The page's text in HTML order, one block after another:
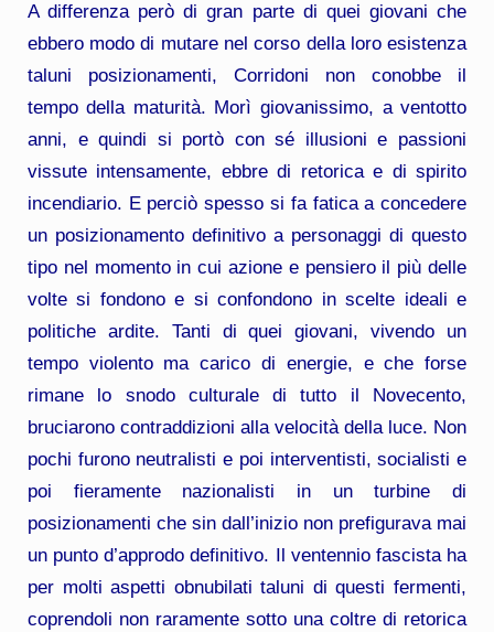
A differenza però di gran parte di quei giovani che
ebbero modo di mutare nel corso della loro esistenza
taluni posizionamenti, Corridoni non conobbe il
tempo della maturità. Morì giovanissimo, a ventotto
anni, e quindi si portò con sé illusioni e passioni
vissute intensamente, ebbre di retorica e di spirito
incendiario. E perciò spesso si fa fatica a concedere
un posizionamento definitivo a personaggi di questo
tipo nel momento in cui azione e pensiero il più delle
volte si fondono e si confondono in scelte ideali e
politiche ardite. Tanti di quei giovani, vivendo un
tempo violento ma carico di energie, e che forse
rimane lo snodo culturale di tutto il Novecento,
bruciarono contraddizioni alla velocità della luce. Non
pochi furono neutralisti e poi interventisti, socialisti e
poi fieramente nazionalisti in un turbine di
posizionamenti che sin dall’inizio non prefigurava mai
un punto d’approdo definitivo. Il ventennio fascista ha
per molti aspetti obnubilati taluni di questi fermenti,
coprendoli non raramente sotto una coltre di retorica